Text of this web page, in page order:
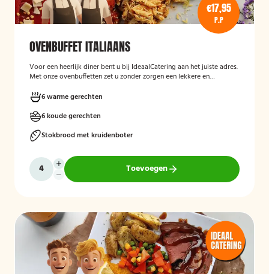
€17,95
P.P
OVENBUFFET ITALIAANS
Voor een heerlijk diner bent u bij IdeaalCatering aan het juiste adres.
Met onze ovenbuffetten zet u zonder zorgen een lekkere en
twaalf personen is een ovenbuffet Ideaal!
6 warme gerechten
6 koude gerechten
Stokbrood met kruidenboter
Toevoegen